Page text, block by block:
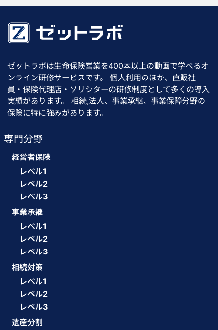
ゼットラボは生命保険営業を400本以上の動画で学べるオ
ンライン研修サービスです。 個人利用のほか、直販社
員・保険代理店・ソリシターの研修制度として多くの導入
実績があります。 相続,法人、事業承継、事業保障分野の
保険に特に強みがあります。
専門分野
経営者保険
レベル1
レベル2
レベル3
事業承継
レベル1
レベル2
レベル3
相続対策
レベル1
レベル2
レベル3
遺産分割